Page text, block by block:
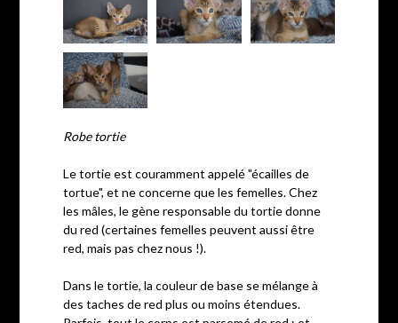
Robe tortie
Le tortie est couramment appelé "écailles de
tortue", et ne concerne que les femelles. Chez
les mâles, le gène responsable du tortie donne
du red (certaines femelles peuvent aussi être
red, mais pas chez nous !).
Dans le tortie, la couleur de base se mélange à
des taches de red plus ou moins étendues.